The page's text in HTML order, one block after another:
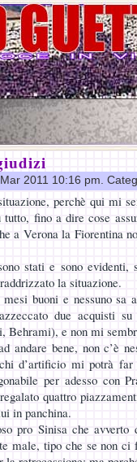
2011 10:16 pm.
perchè qui mi
fino a dire cose
a Verona la Fiorentina
stati e sono evidenti,
la situazione.
buoni e nessuno sa
due acquisti
Behrami), e non mi
andare bene, non c’è
d’artificio mi potrà
per adesso con
quattro
in panchina.
pro Sinisa che avverto
male, tipo che se non